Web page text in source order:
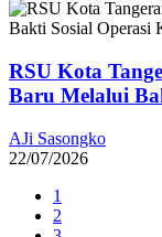
RSU Kota
Baru Melalui
AJi Sasongko
22/07/2026
1
2